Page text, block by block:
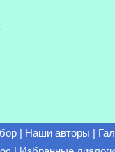
| Наши авторы